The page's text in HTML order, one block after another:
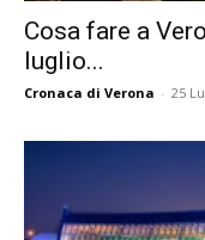
Cosa fare a
luglio...
Cronaca di Verona - 25